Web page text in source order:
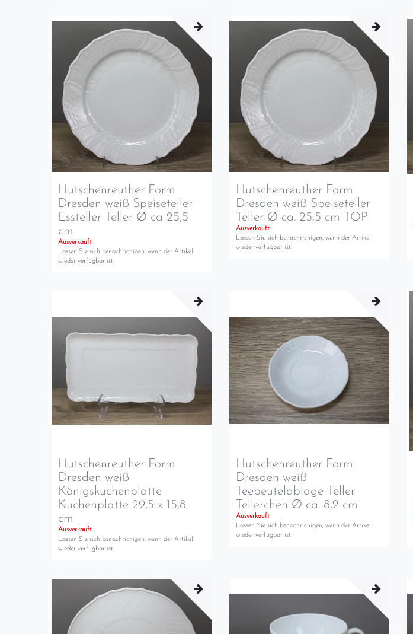
Hutschenreuther Form
Dresden weiß Speiseteller
Essteller Teller Ø ca 25,5
cm
Ausverkauft
Lassen Sie sich benachrichigen, wenn der Artikel
wieder verfügbar ist.
Hutschenreuther Form
Dresden weiß Speiseteller
Teller Ø ca. 25,5 cm TOP
Ausverkauft
Lassen Sie sich benachrichigen, wenn der Artikel
wieder verfügbar ist.
Hutschenreuther Form
Dresden weiß
Königskuchenplatte
Kuchenplatte 29,5 x 15,8
cm
Ausverkauft
Lassen Sie sich benachrichigen, wenn der Artikel
wieder verfügbar ist.
Hutschenreuther Form
Dresden weiß
Teebeutelablage Teller
Tellerchen Ø ca. 8,2 cm
Ausverkauft
Lassen Sie sich benachrichigen, wenn der Artikel
wieder verfügbar ist.